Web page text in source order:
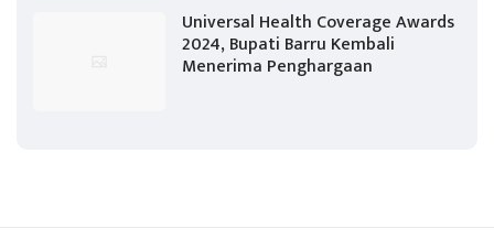
Universal Health Coverage Awards
2024, Bupati Barru Kembali
Menerima Penghargaan